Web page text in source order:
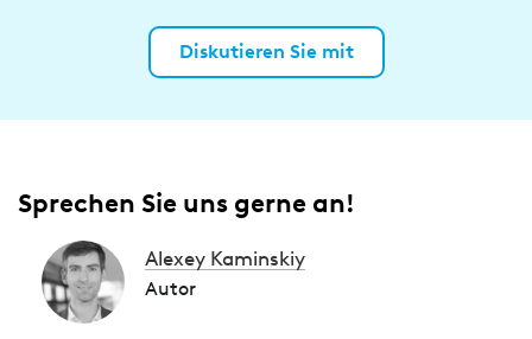
Diskutieren Sie mit
Sprechen Sie uns gerne an!
Alexey Kaminskiy
Autor